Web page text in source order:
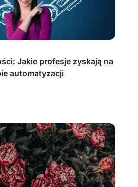
Jakie profesje zyskają na
automatyzacji